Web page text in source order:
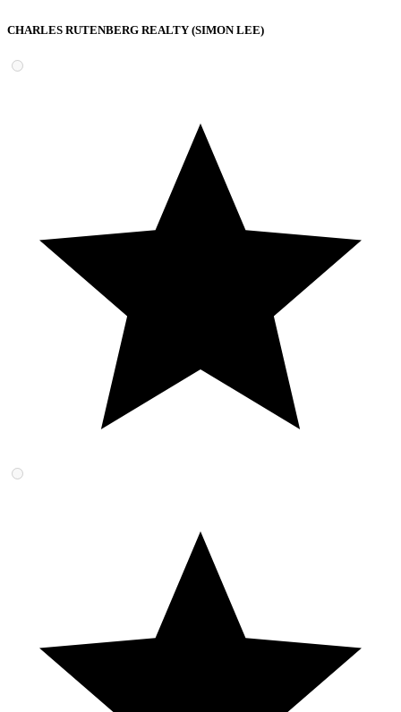
CHARLES RUTENBERG REALTY (SIMON LEE)